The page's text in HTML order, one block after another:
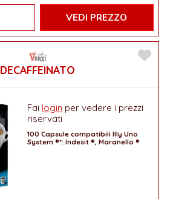
VEDI PREZZO
DECAFFEINATO
Fai login per vedere i prezzi
riservati
100 Capsule compatibili Illy Uno
System ®*: Indesit ®, Maranello ®